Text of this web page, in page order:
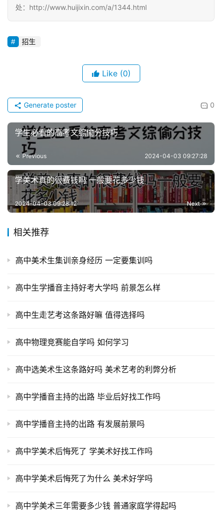
处：http://www.huijixin.com/a/1344.html
招生
Like (0)
0
Generate poster
学生必看的高考文综偷分技巧
Previous 2024-04-03 09:27:28
学美术真的很费钱吗 一般要花多少钱
Next
2024-04-03 09:28:12
相关推荐
高中美术生集训亲身经历 一定要集训吗
高中生学播音主持好考大学吗 前景怎么样
高中生走艺考这条路好嘛 值得选择吗
高中物理竞赛能自学吗 如何学习
高中选美术生这条路好吗 美术艺考的利弊分析
高中学播音主持的出路 毕业后好找工作吗
高中学播音主持的出路 有发展前景吗
高中学美术后悔死了 学美术好找工作吗
高中学美术后悔死了为什么 美术好学吗
高中学美术三年需要多少钱 普通家庭学得起吗